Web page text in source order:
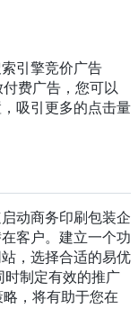
引擎竞价广告
付费广告，您可以
吸引更多的点击量
动商务印刷包装企
客户。建立一个功
，选择合适的易优
制定有效的推广
，将有助于您在